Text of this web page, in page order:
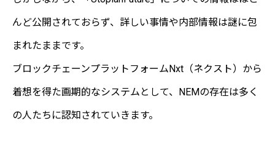
んど公開されておらず、詳しい事情や内部情報は謎に包
まれたままです。
ブロックチェーンプラットフォームNxt（ネクスト）から
着想を得た画期的なシステムとして、NEMの存在は多く
の人たちに認知されていきます。